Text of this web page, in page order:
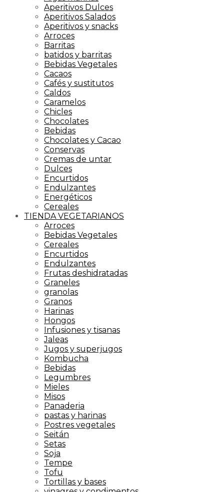
Aperitivos Dulces
Aperitivos Salados
Aperitivos y snacks
Arroces
Barritas
batidos y barritas
Bebidas Vegetales
Cacaos
Cafés y sustitutos
Caldos
Caramelos
Chicles
Chocolates
Bebidas
Chocolates y Cacao
Conservas
Cremas de untar
Dulces
Encurtidos
Endulzantes
Energéticos
Cereales
TIENDA VEGETARIANOS
Arroces
Bebidas Vegetales
Cereales
Encurtidos
Endulzantes
Frutas deshidratadas
Graneles
granolas
Granos
Harinas
Hongos
Infusiones y tisanas
Jaleas
Jugos y superjugos
Kombucha
Bebidas
Legumbres
Mieles
Misos
Panaderia
pastas y harinas
Postres vegetales
Seitán
Setas
Soja
Tempe
Tofu
Tortillas y bases